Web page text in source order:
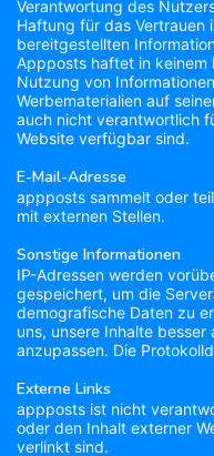
Verantwortung des
Haftung für das Vertrauen
bereitgestellten
Appposts haftet in keinem
Nutzung von
Werbematerialien auf
auch nicht verantwortlich
Website verfügbar sind.
E-Mail-Adresse
appposts sammelt oder
mit externen Stellen.
Sonstige Informationen
IP-Adressen werden
gespeichert, um die
demografische Daten zu
uns, unsere Inhalte
anzupassen. Die
Externe Links
appposts ist nicht
oder den Inhalt externer
verlinkt sind.